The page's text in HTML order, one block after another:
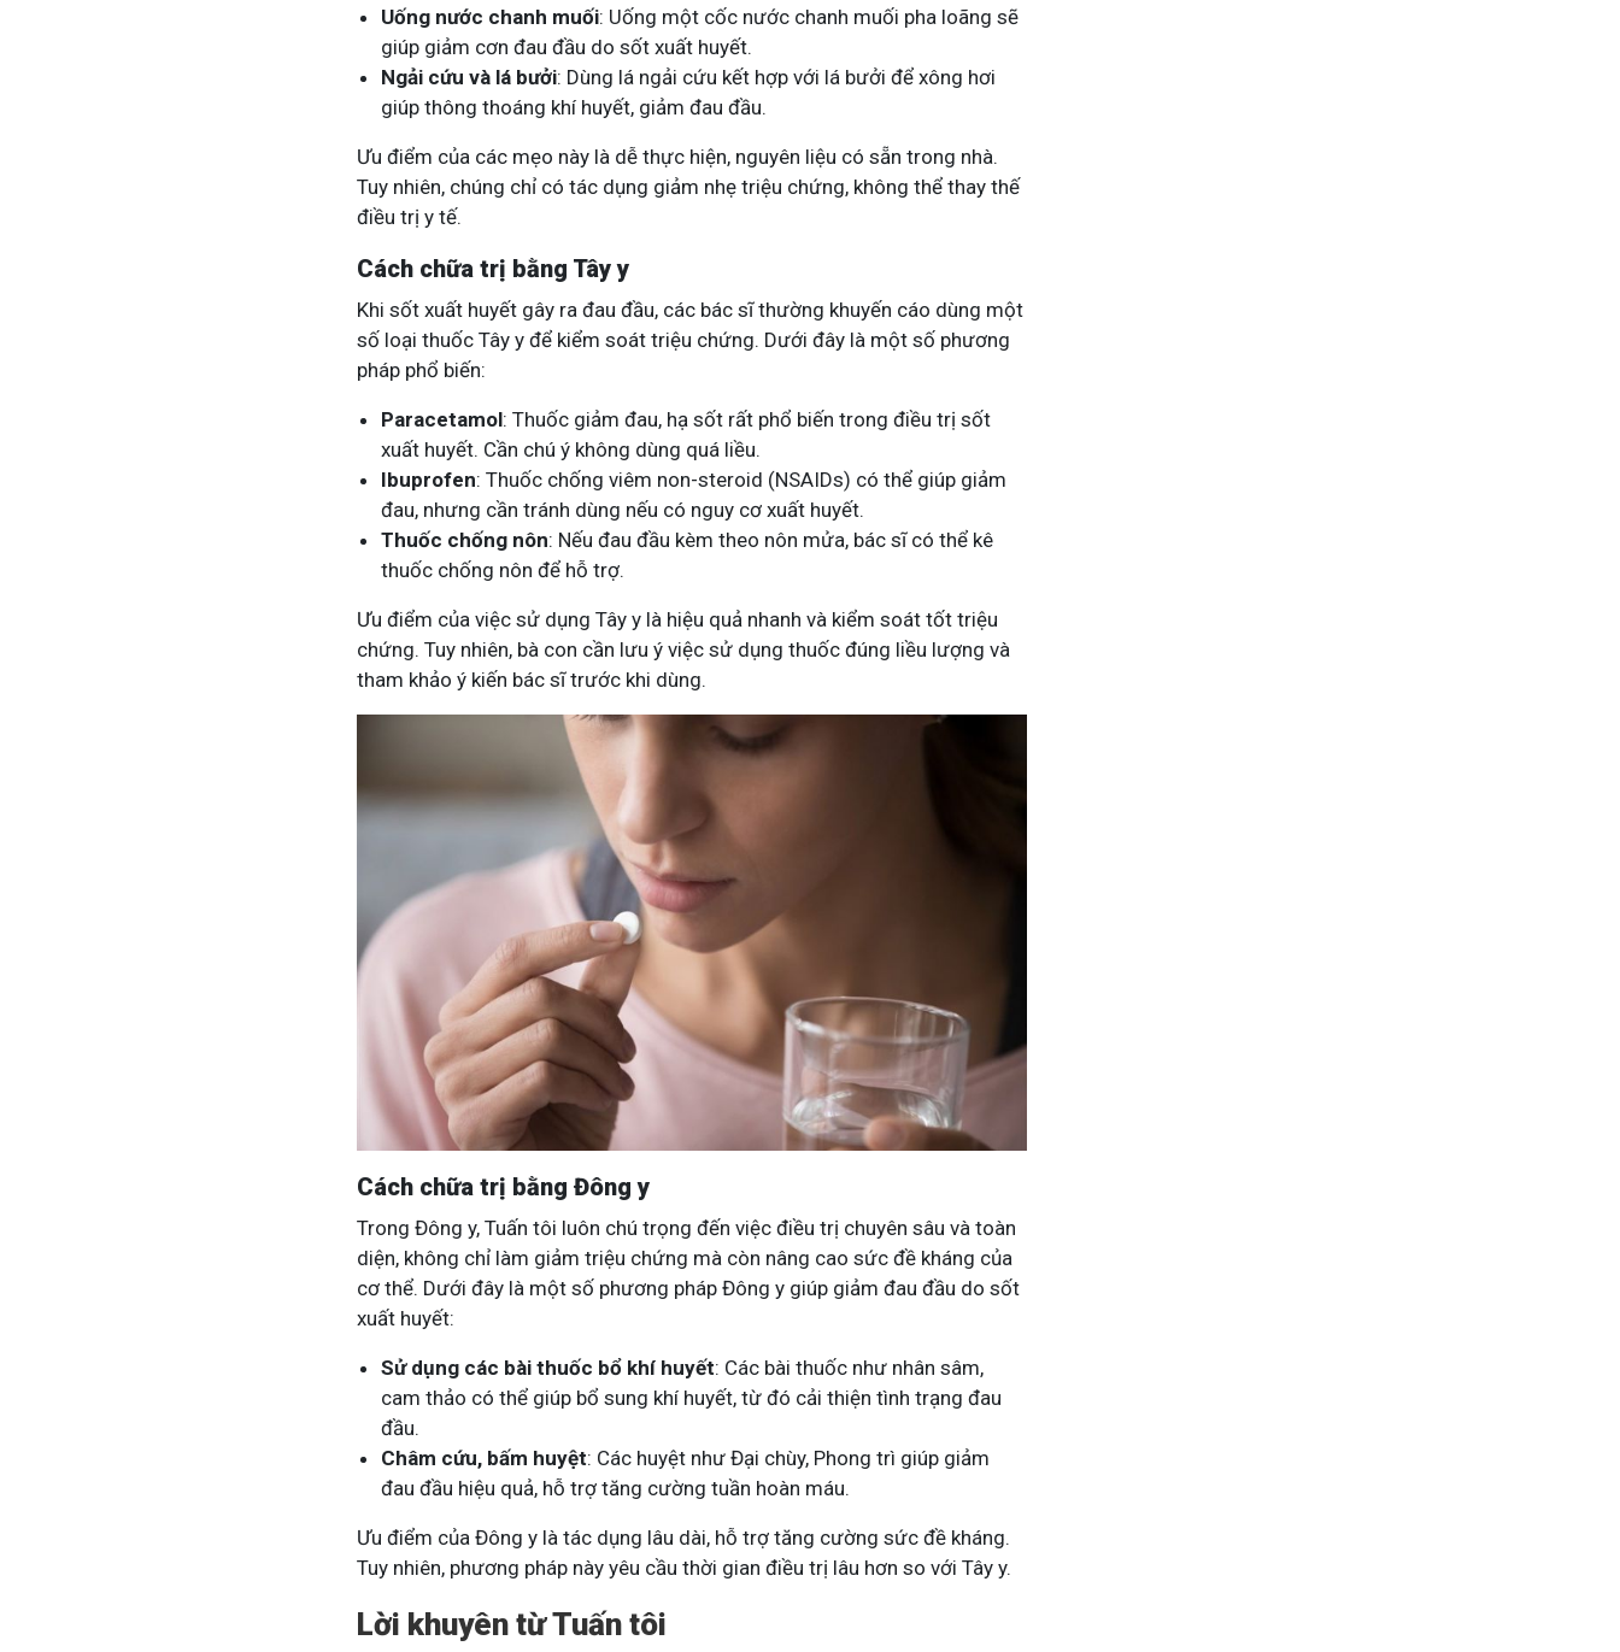
Uống nước chanh muối: Uống một cốc nước chanh muối pha loãng sẽ
giúp giảm cơn đau đầu do sốt xuất huyết.
Ngải cứu và lá bưởi: Dùng lá ngải cứu kết hợp với lá bưởi để xông hơi
giúp thông thoáng khí huyết, giảm đau đầu.
Ưu điểm của các mẹo này là dễ thực hiện, nguyên liệu có sẵn trong nhà.
Tuy nhiên, chúng chỉ có tác dụng giảm nhẹ triệu chứng, không thể thay thế
điều trị y tế.
Cách chữa trị bằng Tây y
Khi sốt xuất huyết gây ra đau đầu, các bác sĩ thường khuyến cáo dùng một
số loại thuốc Tây y để kiểm soát triệu chứng. Dưới đây là một số phương
pháp phổ biến:
Paracetamol: Thuốc giảm đau, hạ sốt rất phổ biến trong điều trị sốt
xuất huyết. Cần chú ý không dùng quá liều.
Ibuprofen: Thuốc chống viêm non-steroid (NSAIDs) có thể giúp giảm
đau, nhưng cần tránh dùng nếu có nguy cơ xuất huyết.
Thuốc chống nôn: Nếu đau đầu kèm theo nôn mửa, bác sĩ có thể kê
thuốc chống nôn để hỗ trợ.
Ưu điểm của việc sử dụng Tây y là hiệu quả nhanh và kiểm soát tốt triệu
chứng. Tuy nhiên, bà con cần lưu ý việc sử dụng thuốc đúng liều lượng và
tham khảo ý kiến bác sĩ trước khi dùng.
Cách chữa trị bằng Đông y
Trong Đông y, Tuấn tôi luôn chú trọng đến việc điều trị chuyên sâu và toàn
diện, không chỉ làm giảm triệu chứng mà còn nâng cao sức đề kháng của
cơ thể. Dưới đây là một số phương pháp Đông y giúp giảm đau đầu do sốt
xuất huyết:
Sử dụng các bài thuốc bổ khí huyết: Các bài thuốc như nhân sâm,
cam thảo có thể giúp bổ sung khí huyết, từ đó cải thiện tình trạng đau
đầu.
Châm cứu, bấm huyệt: Các huyệt như Đại chùy, Phong trì giúp giảm
đau đầu hiệu quả, hỗ trợ tăng cường tuần hoàn máu.
Ưu điểm của Đông y là tác dụng lâu dài, hỗ trợ tăng cường sức đề kháng.
Tuy nhiên, phương pháp này yêu cầu thời gian điều trị lâu hơn so với Tây y.
Lời khuyên từ Tuấn tôi